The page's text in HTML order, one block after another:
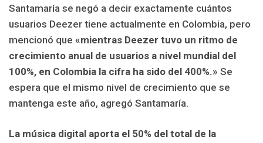
Santamaría se negó a decir exactamente cuántos
usuarios Deezer tiene actualmente en Colombia, pero
mencionó que «mientras Deezer tuvo un ritmo de
crecimiento anual de usuarios a nivel mundial del
100%, en Colombia la cifra ha sido del 400%.» Se
espera que el mismo nivel de crecimiento que se
mantenga este año, agregó Santamaría.
La música digital aporta el 50% del total de la